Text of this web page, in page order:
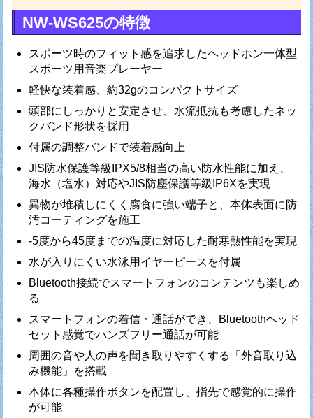
NW-WS625の特徴
スポーツ時のフィット感を追求したヘッドホン一体型
スポーツ用音楽プレーヤー
軽快な装着感、約32gのコンパクトサイズ
頭部にしっかりと安定させ、水流抵抗も考慮したネッ
クバンド形状を採用
付属の調整バンドで装着感向上
JIS防水保護等級IPX5/8相当の高い防水性能に加え、
海水（塩水）対応やJIS防塵保護等級IP6Xを実現
異物が堆積しにくく腐食に強い端子と、本体表面に防
汚コーティングを施工
-5度から45度までの温度に対応した耐寒熱性能を実現
水が入りにくい水泳用イヤーピースを付属
Bluetooth接続でスマートフォンのコンテンツも楽しめ
る
スマートフォンの着信・通話ができ、Bluetoothヘッド
セット感覚でハンズフリー通話が可能
周囲の音や人の声を聞き取りやすくする「外音取り込
み機能」を搭載
本体に各種操作ボタンを配置し、指先で感覚的に操作
が可能